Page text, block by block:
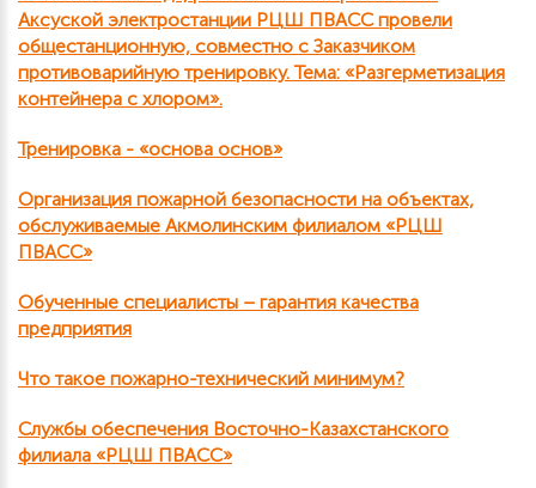
Аксуской электростанции РЦШ ПВАСС провели
общестанционную, совместно с Заказчиком
противоварийную тренировку. Тема: «Разгерметизация
контейнера с хлором».
Тренировка - «основа основ»
Организация пожарной безопасности на объектах,
обслуживаемые Акмолинским филиалом «РЦШ
ПВАСС»
Обученные специалисты – гарантия качества
предприятия
Что такое пожарно-технический минимум?
Службы обеспечения Восточно-Казахстанского
филиала «РЦШ ПВАСС»